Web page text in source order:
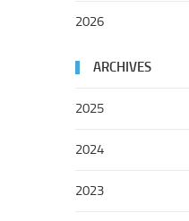
2026
ARCHIVES
2025
2024
2023